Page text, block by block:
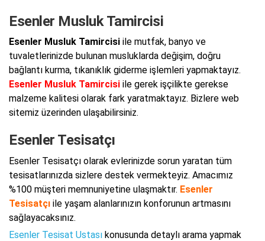
Esenler Musluk Tamircisi
Esenler Musluk Tamircisi ile mutfak, banyo ve
tuvaletlerinizde bulunan musluklarda değişim, doğru
bağlantı kurma, tıkanıklık giderme işlemleri yapmaktayız.
Esenler Musluk Tamircisi ile gerek işçilikte gerekse
malzeme kalitesi olarak fark yaratmaktayız. Bizlere web
sitemiz üzerinden ulaşabilirsiniz.
Esenler Tesisatçı
Esenler Tesisatçı olarak evlerinizde sorun yaratan tüm
tesisatlarınızda sizlere destek vermekteyiz. Amacımız
%100 müşteri memnuniyetine ulaşmaktır. Esenler
Tesisatçı ile yaşam alanlarınızın konforunun artmasını
sağlayacaksınız.
Esenler Tesisat Ustası konusunda detaylı arama yapmak